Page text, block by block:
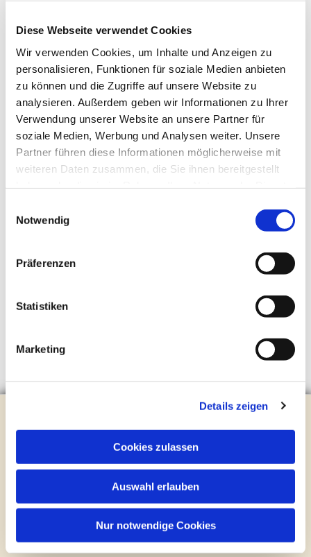
Diese Webseite verwendet Cookies
Wir verwenden Cookies, um Inhalte und Anzeigen zu
personalisieren, Funktionen für soziale Medien anbieten
zu können und die Zugriffe auf unsere Website zu
analysieren. Außerdem geben wir Informationen zu Ihrer
Verwendung unserer Website an unsere Partner für
soziale Medien, Werbung und Analysen weiter. Unsere
Partner führen diese Informationen möglicherweise mit
weiteren Daten zusammen, die Sie ihnen bereitgestellt
Notwendig
Präferenzen
Statistiken
Marketing
Details zeigen
Cookies zulassen
Auswahl erlauben
Nur notwendige Cookies
Komponisten wie Bach, Mendelssohn, Schütz,
Gospels. Die Mitglieder gemischten Alters singen
bei Konzerten, aber auch in Gottesdiensten und bei
anderen Gemeindeveranstalltungen.
Evangelische Kirchengemeinde Steinhagen
Brockhagener Straße 28 | 33803 Steinhagen
0 52 04 / 36 28
Mail:gemeindeamt@kirche-steinhagen.de
Newsletter abonnieren
Kontakt und Öffnungszeiten
Gemeinde- und Friedhofsamt